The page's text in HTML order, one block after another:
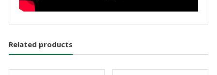
Related products